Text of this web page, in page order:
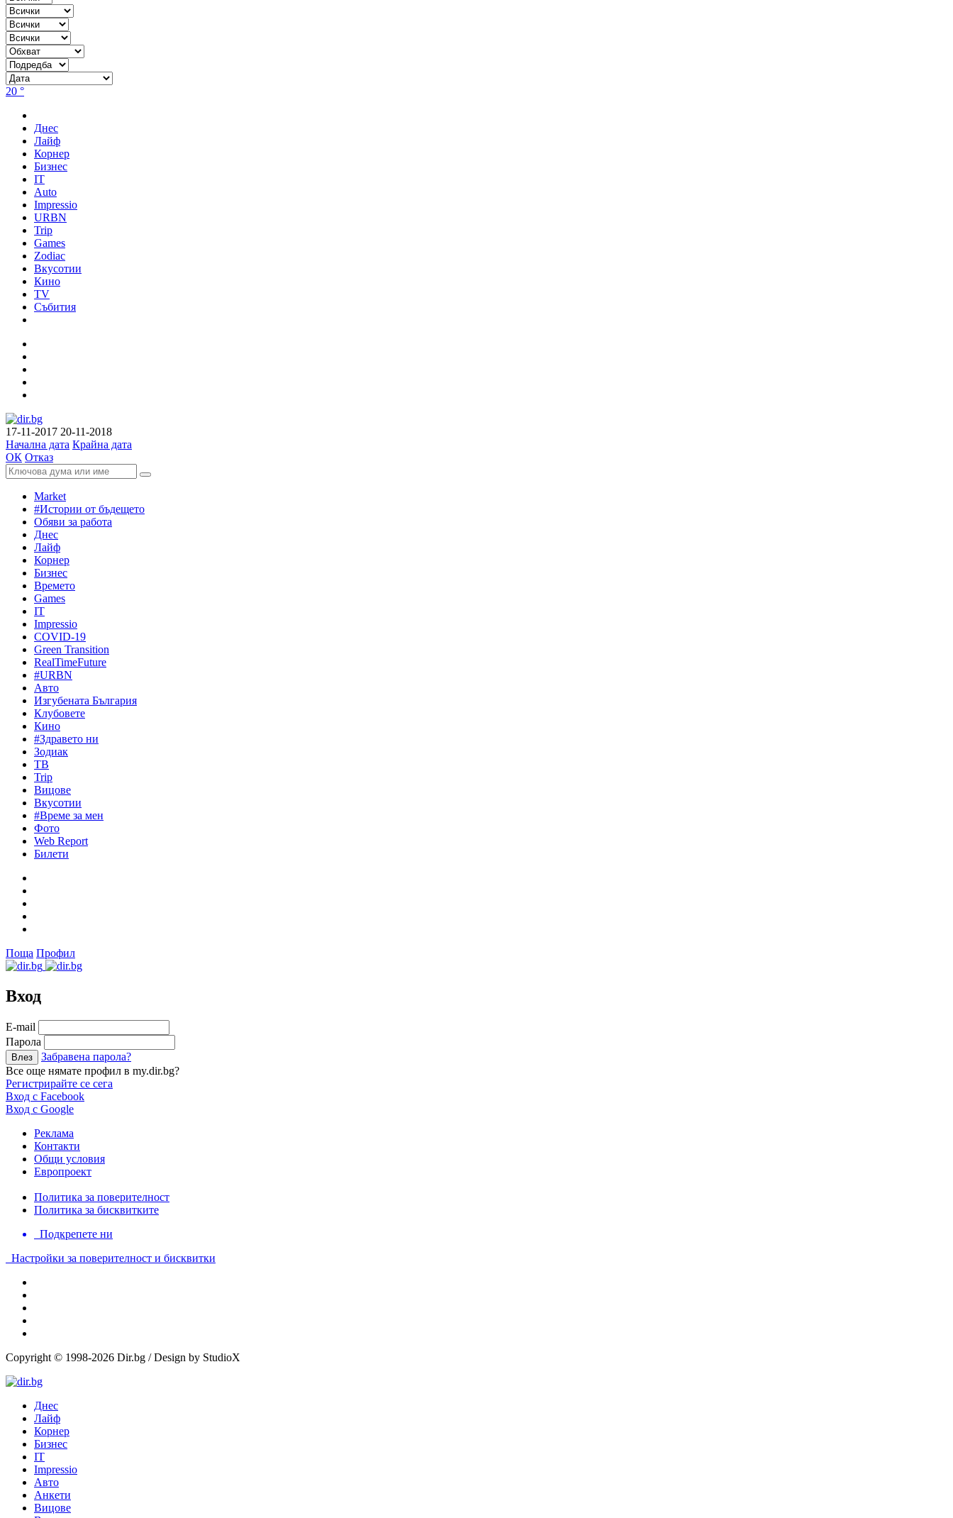
20 °
Днес
Лайф
Корнер
Бизнес
IT
Auto
Impressio
URBN
Trip
Games
Zodiac
Вкусотии
Кино
TV
Събития
17-11-2017 20-11-2018
Начална дата Крайна дата
ОК Отказ
Market
#Истории от бъдещето
Обяви за работа
Днес
Лайф
Корнер
Бизнес
Времето
Games
IT
Impressio
COVID-19
Green Transition
RealTimeFuture
#URBN
Авто
Изгубената България
Клубовете
Кино
#Здравето ни
Зодиак
ТВ
Trip
Вицове
Вкусотии
#Време за мен
Фото
Web Report
Билети
Поща Профил
Вход
Е-mail
Парола
Забравена парола?
Все още нямате профил в my.dir.bg?
Регистрирайте се сега
Вход с Facebook
Вход с Google
Реклама
Контакти
Общи условия
Европроект
Политика за поверителност
Политика за бисквитките
Подкрепете ни
Настройки за поверителност и бисквитки
Copyright © 1998-2026 Dir.bg / Design by StudioX
Днес
Лайф
Корнер
Бизнес
IT
Impressio
Авто
Анкети
Вицове